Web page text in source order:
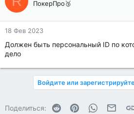
ПокерПро🥉
18 Фев 2023
Должен быть персональный ID по
дело
Войдите или
Поделиться: Reddit PinterestWhatsApp